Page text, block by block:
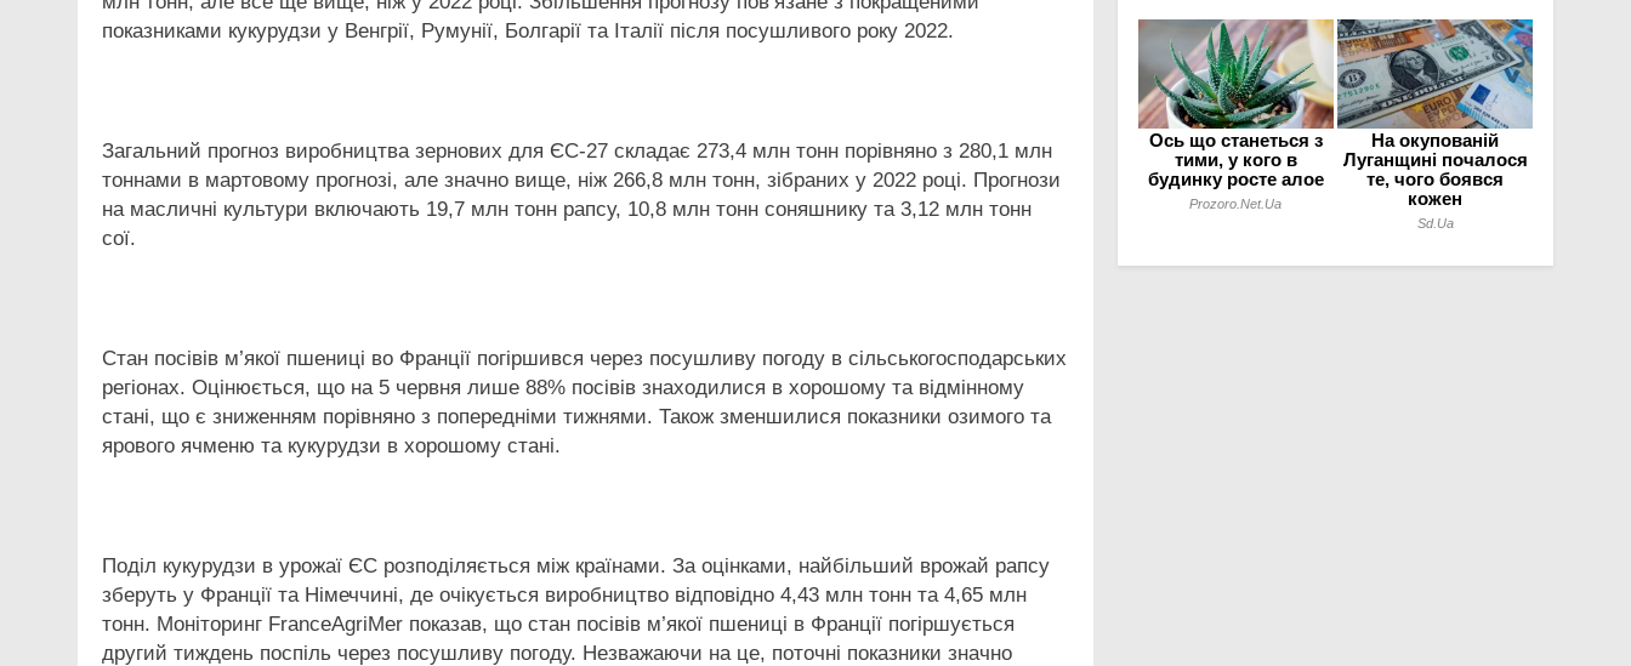
показниками кукурудзи у Венгрії, Румунії, Болгарії та Італії після посушливого року 2022.
Загальний прогноз виробництва зернових для ЄС-27 складає 273,4 млн тонн порівняно з 280,1 млн
тоннами в мартовому прогнозі, але значно вище, ніж 266,8 млн тонн, зібраних у 2022 році. Прогнози
на масличні культури включають 19,7 млн тонн рапсу, 10,8 млн тонн соняшнику та 3,12 млн тонн
сої.
Стан посівів м’якої пшениці во Франції погіршився через посушливу погоду в сільськогосподарських
регіонах. Оцінюється, що на 5 червня лише 88% посівів знаходилися в хорошому та відмінному
стані, що є зниженням порівняно з попередніми тижнями. Також зменшилися показники озимого та
ярового ячменю та кукурудзи в хорошому стані.
Поділ кукурудзи в урожаї ЄС розподіляється між країнами. За оцінками, найбільший врожай рапсу
зберуть у Франції та Німеччині, де очікується виробництво відповідно 4,43 млн тонн та 4,65 млн
тонн. Моніторинг FranceAgriMer показав, що стан посівів м’якої пшениці в Франції погіршується
другий тиждень поспіль через посушливу погоду. Незважаючи на це, поточні показники значно